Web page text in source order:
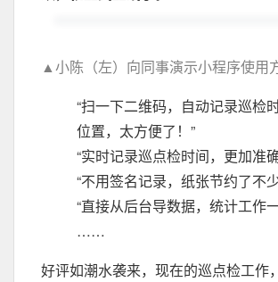
▲小陈（左）向同事演示小程序使用
“扫一下二维码，自动记录巡检
位置，太方便了！”
“实时记录巡点检时间，更加准
“不用签名记录，纸张节约了不
“直接从后台导数据，统计工作
……
好评如潮水袭来，现在的巡点检工作